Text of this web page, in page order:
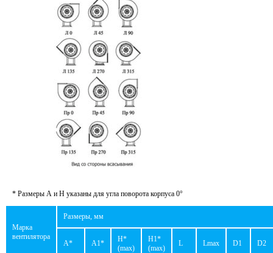
* Размеры А и Н указаны для угла поворота корпуса 0°
Марка
вентилятора
Размеры, мм
A* A1*
H*
(max)
H1*
(max)
L Lmax D1 D2